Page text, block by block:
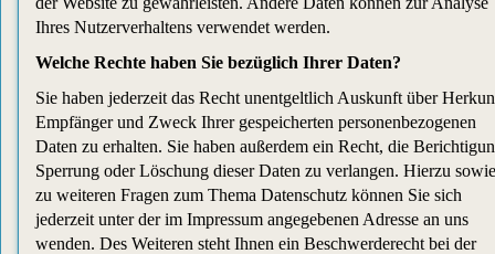
Ihres Nutzerverhaltens verwendet werden.
Welche Rechte haben Sie bezüglich Ihrer Daten?
Sie haben jederzeit das Recht unentgeltlich Auskunft über
Empfänger und Zweck Ihrer gespeicherten personenbezogenen
Daten zu erhalten. Sie haben außerdem ein Recht, die
Sperrung oder Löschung dieser Daten zu verlangen. Hierzu sowie
zu weiteren Fragen zum Thema Datenschutz können Sie sich
jederzeit unter der im Impressum angegebenen Adresse an uns
wenden. Des Weiteren steht Ihnen ein Beschwerderecht bei der